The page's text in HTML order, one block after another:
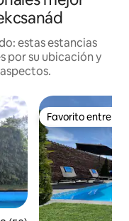
estas estancias
por su ubicación y
Favorito entre
Favorito entre